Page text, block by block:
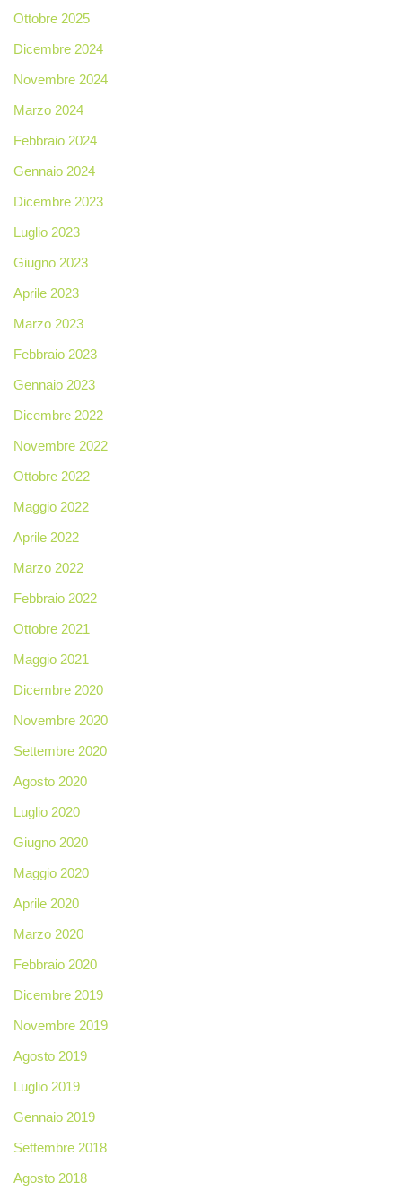
Ottobre 2025
Dicembre 2024
Novembre 2024
Marzo 2024
Febbraio 2024
Gennaio 2024
Dicembre 2023
Luglio 2023
Giugno 2023
Aprile 2023
Marzo 2023
Febbraio 2023
Gennaio 2023
Dicembre 2022
Novembre 2022
Ottobre 2022
Maggio 2022
Aprile 2022
Marzo 2022
Febbraio 2022
Ottobre 2021
Maggio 2021
Dicembre 2020
Novembre 2020
Settembre 2020
Agosto 2020
Luglio 2020
Giugno 2020
Maggio 2020
Aprile 2020
Marzo 2020
Febbraio 2020
Dicembre 2019
Novembre 2019
Agosto 2019
Luglio 2019
Gennaio 2019
Settembre 2018
Agosto 2018